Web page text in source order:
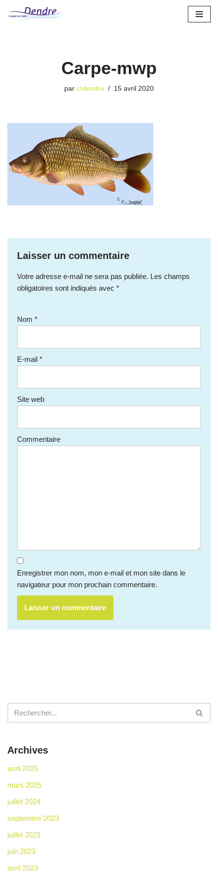
Carpe-mwp
par crdendre 15 avril 2020
Laisser un commentaire
Votre adresse e-mail ne sera pas publiée. Les champs
obligatoires sont indiqués avec *
Nom *
E-mail *
Site web
Commentaire
Enregistrer mon nom, mon e-mail et mon site dans le
navigateur pour mon prochain commentaire.
Archives
avril 2025
mars 2025
juillet 2024
septembre 2023
juillet 2023
juin 2023
avril 2023